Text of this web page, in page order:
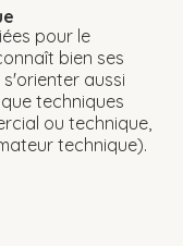
pour le
bien ses
aussi
techniques
ou technique,
technique).